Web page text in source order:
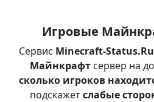
Игровые
Сервис Minecraft-Status.Ru
Майнкрафтсервер на
сколько игроков
подскажетслабые